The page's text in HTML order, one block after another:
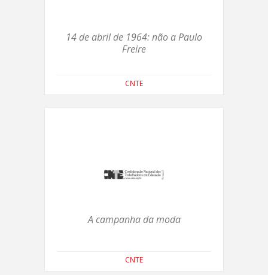
14 de abril de 1964: não a Paulo
Freire
CNTE
A campanha da moda
CNTE